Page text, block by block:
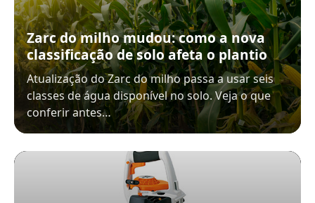
Zarc do milho mudou: como a nova
classificação de solo afeta o plantio
Atualização do Zarc do milho passa a usar seis
classes de água disponível no solo. Veja o que
conferir antes…